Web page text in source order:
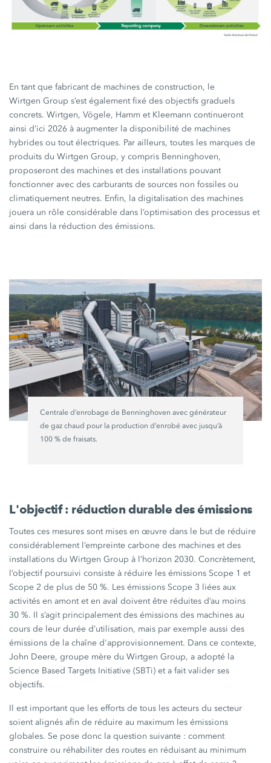
En tant que fabricant de machines de construction, le
Wirtgen Group s’est également fixé des objectifs graduels
concrets. Wirtgen, Vögele, Hamm et Kleemann continueront
ainsi d’ici 2026 à augmenter la disponibilité de machines
hybrides ou tout électriques. Par ailleurs, toutes les marques de
produits duWirtgen Group, y compris Benninghoven,
proposeront des machines et des installations pouvant
fonctionner avec des carburants de sources non fossiles ou
climatiquement neutres. Enfin, la digitalisation des machines
jouera un rôle considérable dans l’optimisation des processus et
ainsi dans la réduction des émissions.
Centrale d’enrobage de Benninghoven avec générateur
de gaz chaud pour la production d’enrobé avec jusqu’à
100 %de fraisats.
L'objectif : réduction durable des émissions
Toutes ces mesures sont mises en œuvre dans le but de réduire
considérablement l’empreinte carbone des machines et des
installations duWirtgen Group à l’horizon 2030. Concrètement,
l’objectif poursuivi consiste à réduire les émissions Scope 1 et
Scope 2 de plus de 50 %. Les émissions Scope 3 liées aux
activités en amont et en aval doivent être réduites d’au moins
30 %. Il s’agit principalement des émissions des machines au
cours de leur durée d’utilisation, mais par exemple aussi des
émissions de la chaîne d'approvisionnement. Dans ce contexte,
John Deere, groupe mère duWirtgen Group, a adopté la
Science Based Targets Initiative (SBTi) et a fait valider ses
objectifs.
Il est important que les efforts de tous les acteurs du secteur
soient alignés afin de réduire au maximum les émissions
globales. Se pose donc la questionsuivante : comment
construire ou réhabiliter des routes en réduisant au minimum